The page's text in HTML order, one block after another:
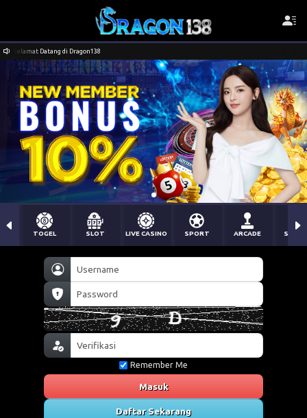
Selamat Datang di Dragon138
Remember Me
Masuk
Daftar Sekarang
TOGEL SLOT LIVE CASINO SPORT ARCADE